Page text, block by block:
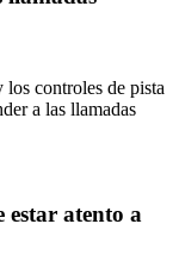
controles de pista
a las llamadas
estar atento a